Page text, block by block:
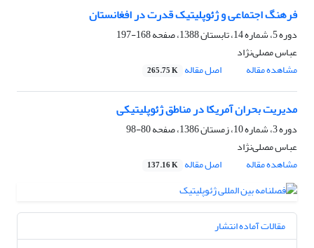
فرهنگ اجتماعی و ژئوپلیتیک قدرت در افغانستان
دوره 5، شماره 14، تابستان 1388، صفحه
168-197
عباس مصلی‌نژاد
مشاهده مقاله
اصل مقاله 265.75 K
مدیریت بحران آمریکا در مناطق ژئوپلیتیکی
دوره 3، شماره 10، زمستان 1386، صفحه
80-98
عباس مصلی‌نژاد
مشاهده مقاله
اصل مقاله 137.16 K
مقالات آماده انتشار